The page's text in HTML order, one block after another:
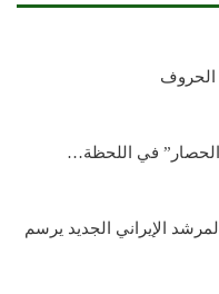
الحروف
الحصار” في اللحظة…
الإيراني الجديد يرسم